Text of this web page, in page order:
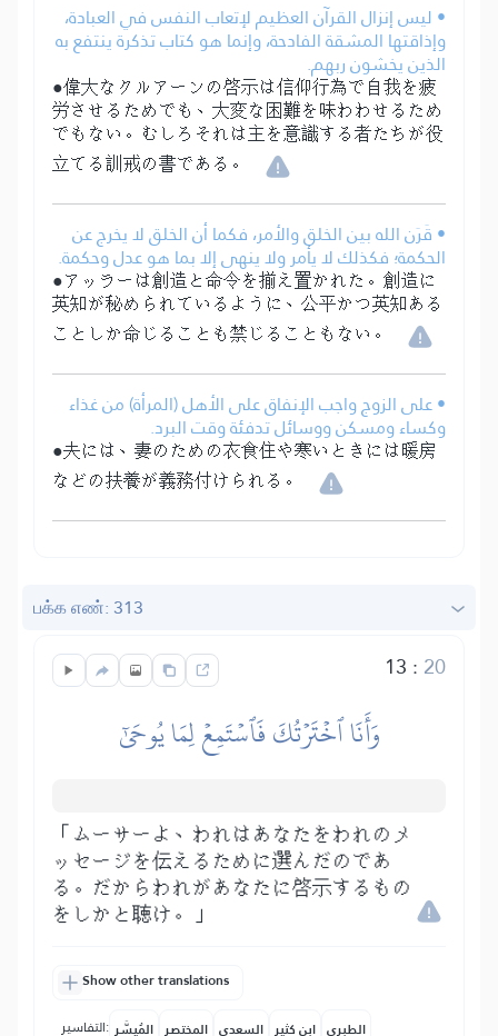
• ليس إنزال القرآن العظيم لإتعاب النفس في العبادة،
وإذاقتها المشقة الفادحة، وإنما هو كتاب تذكرة ينتفع به
الذين يخشون ربهم.
●偉大なクルアーンの啓示は信仰行為で自我を疲
労させるためでも、大変な困難を味わわせるため
でもない。むしろそれは主を意識する者たちが役
立てる訓戒の書である。
• قَرَن الله بين الخلق والأمر، فكما أن الخلق لا يخرج عن
الحكمة؛ فكذلك لا يأمر ولا ينهى إلا بما هو عدل وحكمة.
●アッラーは創造と命令を揃え置かれた。創造に
英知が秘められているように、公平かつ英知ある
ことしか命じることも禁じることもない。
• على الزوج واجب الإنفاق على الأهل (المرأة) من غذاء
وكساء ومسكن ووسائل تدفئة وقت البرد.
●夫には、妻のための衣食住や寒いときには暖房
などの扶養が義務付けられる。
பக்க எண்: 313
13 : 20
وَأَنَا ٱخۡتَرۡتُكَ فَٱسۡتَمِعۡ لِمَا يُوحَىٰٓ
「ムーサーよ、われはあなたをわれのメ
ッセージを伝えるために選んだのであ
る。だからわれがあなたに啓示するもの
をしかと聴け。」
Show other translations
التفاسير: المُيسَّر المختصر السعدي ابن كثير الطبري